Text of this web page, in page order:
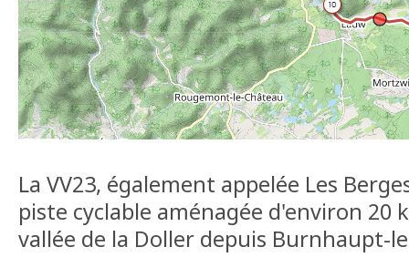
La VV23, également appelée Les
piste cyclable aménagée d'environ 20
vallée de la Doller depuis Burnhaupt-